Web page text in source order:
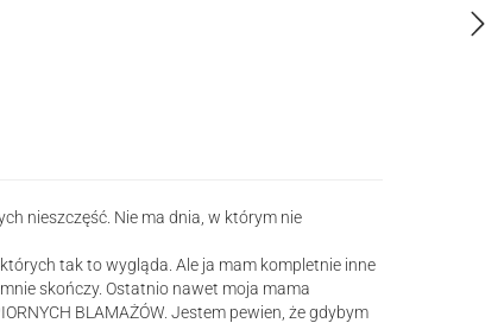
nieszczęść. Nie ma dnia, w którym nie
tak to wygląda. Ale ja mam kompletnie inne
skończy. Ostatnio nawet moja mama
BLAMAŻÓW. Jestem pewien, że gdybym